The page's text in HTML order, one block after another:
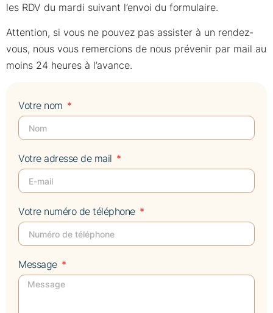
les RDV du mardi suivant l’envoi du formulaire.
Attention, si vous ne pouvez pas assister à un rendez-
vous, nous vous remercions de nous prévenir par mail au
moins 24 heures à l’avance.
Votre nom
Votre adresse de mail
Votre numéro de téléphone
Message